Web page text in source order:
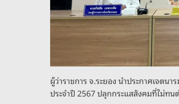
ผู้ว่าราชการ จ.ระยอง นำประกาศเจตน
ประจำปี 2567 ปลุกกระแสสังคมที่ไม่ท